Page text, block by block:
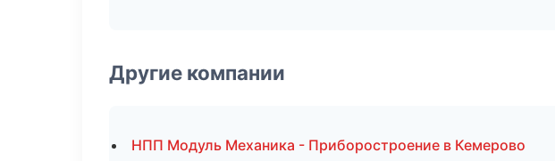
Другие компании
НПП Модуль Механика - Приборостроение в Кемерово